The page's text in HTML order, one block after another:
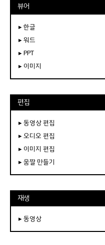
뷰어
▸ 한글
▸ 워드
▸ PPT
▸ 이미지
편집
▸ 동영상 편집
▸ 오디오 편집
▸ 이미지 편집
▸ 움짤 만들기
재생
▸ 동영상